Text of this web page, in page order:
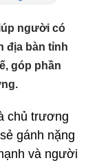
người có
địa bàn tỉnh
góp phần
chủ trương
gánh nặng
và người